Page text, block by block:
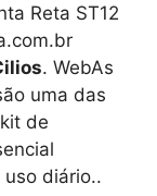
Reta ST12
. WebAs
uma das
de
diário..